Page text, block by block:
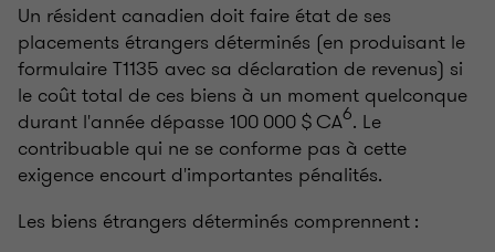
Un résident canadien doit faire état de ses
placements étrangers déterminés (en produisant le
formulaire T1135 avec sa déclaration de revenus) si
le coût total de ces biens à un moment quelconque
durant l'année dépasse 100 000 $ CA6. Le
contribuable qui ne se conforme pas à cette
exigence encourt d'importantes pénalités.
Les biens étrangers déterminés comprennent :